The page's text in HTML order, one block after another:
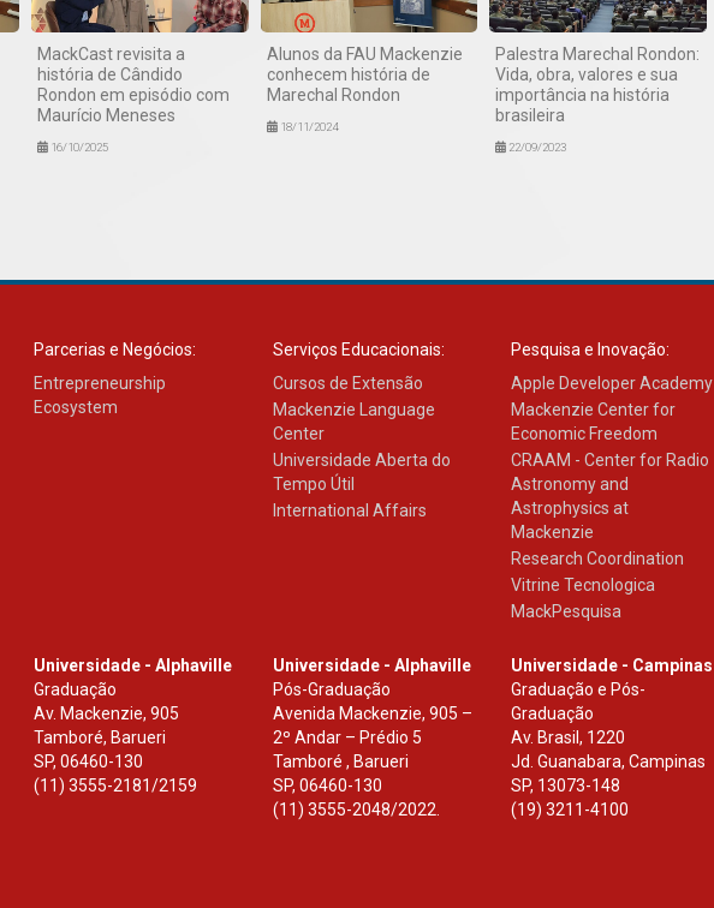
MackCast revisita a
história de Cândido
Rondon em episódio com
Maurício Meneses
16/10/2025
Alunos da FAU Mackenzie
conhecem história de
Marechal Rondon
18/11/2024
Palestra Marechal Rondon:
Vida, obra, valores e sua
importância na história
brasileira
22/09/2023
Parcerias e Negócios:
Entrepreneurship
Ecosystem
Serviços Educacionais:
Cursos de Extensão
Mackenzie Language
Center
Universidade Aberta do
Tempo Útil
International Affairs
Pesquisa e Inovação:
Apple Developer Academy
Mackenzie Center for
Economic Freedom
CRAAM - Center for Radio
Astronomy and
Astrophysics at
Mackenzie
Research Coordination
Vitrine Tecnologica
MackPesquisa
Universidade - Alphaville
Graduação
Av. Mackenzie, 905
Tamboré, Barueri
SP,06460-130
(11) 3555-2181/2159
Universidade - Alphaville
Pós-Graduação
Avenida Mackenzie, 905 –
2º Andar – Prédio 5
Tamboré , Barueri
SP, 06460-130
(11) 3555-2048/2022.
Universidade - Campinas
Graduação e Pós-
Graduação
Av. Brasil, 1220
Jd. Guanabara, Campinas
SP, 13073-148
(19) 3211-4100